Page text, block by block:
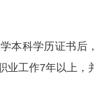
本科学历证书
业工作7年以上，